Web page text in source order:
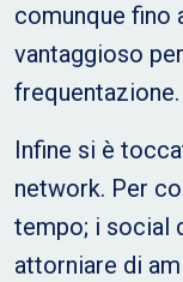
comunque fino
vantaggioso
frequentazione.
Infine si è
network. Per
tempo; i social
attorniare di